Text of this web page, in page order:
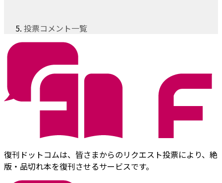
投票コメント一覧
復刊ドットコムは、皆さまからのリクエスト投票により、絶
版・品切れ本を復刊させるサービスです。